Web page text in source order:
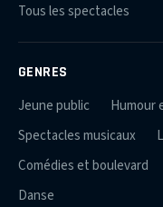
Tous les spectacles
GENRES
Jeune public
Humour
Spectacles musicaux
Comédies et boulevard
Danse